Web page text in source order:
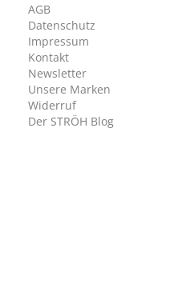
AGB
Datenschutz
Impressum
Kontakt
Newsletter
Unsere Marken
Widerruf
Der STRÖH Blog